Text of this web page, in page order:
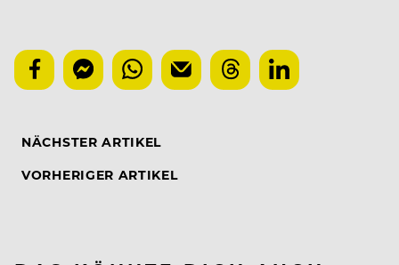
NÄCHSTER ARTIKEL
VORHERIGER ARTIKEL